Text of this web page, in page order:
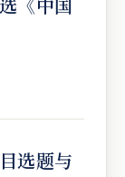
选题与